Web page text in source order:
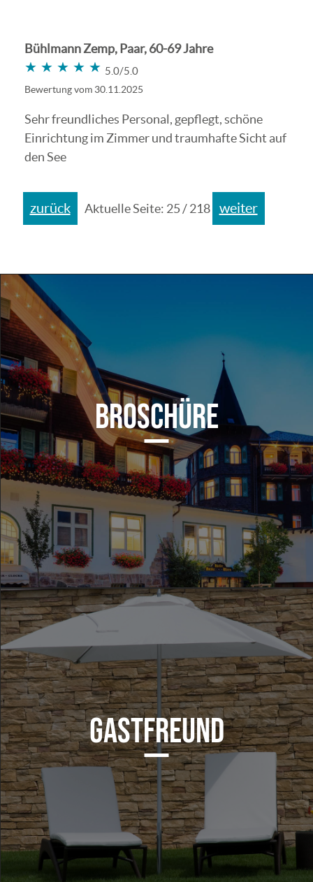
Bühlmann Zemp, Paar, 60-69 Jahre
★★★★★
★★★★★ 5.0/5.0
Bewertung vom 30.11.2025
Sehr freundliches Personal, gepflegt, schöne
Einrichtung im Zimmer und traumhafte Sicht auf
den See
zurück Aktuelle Seite: 25 / 218 weiter
BROSCHÜRE
GASTFREUND